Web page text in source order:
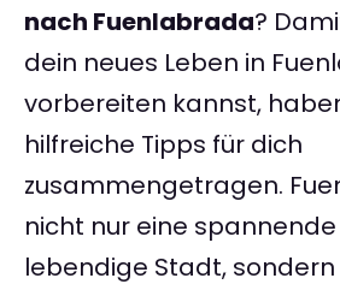
nach Fuenlabrada?
dein neues Leben in
vorbereiten kannst,
hilfreiche Tipps für dich
zusammengetragen.
nicht nur eine
lebendige Stadt,